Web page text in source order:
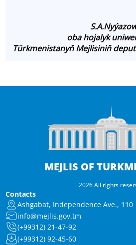
oba hojalyk
Türkmenistanyň Mejlisiniň
MEJLIS OF
2026 All rights
Contacts
Ashgabat, Independence Ave., 110
info@mejlis.gov.tm
(+99312) 21-47-92
(+99312) 92-45-60